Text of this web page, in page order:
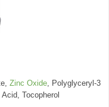
Zinc Oxide , Polyglyceryl-3
Tocopherol